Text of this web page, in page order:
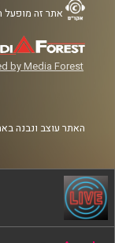
אתר זה
by Media Forest
האתר עוצב ונבנה